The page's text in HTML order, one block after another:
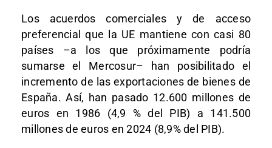
Los acuerdos comerciales y de acceso
preferencial que la UE mantiene con casi 80
países –a los que próximamente podría
sumarse el Mercosur– han posibilitado el
incremento de las exportaciones de bienes de
España. Así, han pasado 12.600 millones de
euros en 1986 (4,9 % del PIB) a 141.500
millones de euros en 2024 (8,9% del PIB).